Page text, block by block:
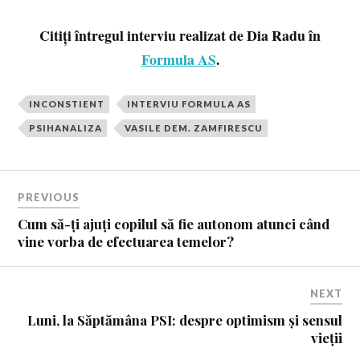
Citiți întregul interviu realizat de Dia Radu în
Formula AS.
INCONSTIENT INTERVIU FORMULA AS
PSIHANALIZA VASILE DEM. ZAMFIRESCU
PREVIOUS
Cum să-ți ajuți copilul să fie autonom atunci când
vine vorba de efectuarea temelor?
NEXT
Luni, la Săptămâna PSI: despre optimism și sensul
vieții